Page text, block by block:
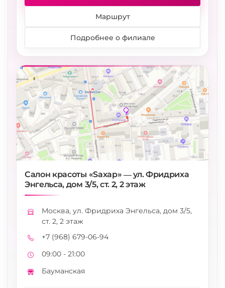
Маршрут
Подробнее о филиале
Салон красоты «Saxap» — ул. Фридриха
Энгельса, дом 3/5, ст. 2, 2 этаж
Адрес
Москва, ул. Фридриха Энгельса, дом 3/5,
ст. 2, 2 этаж
Телефон
+7 (968) 679-06-94
Режим работы
09:00 - 21:00
Метро
Бауманская